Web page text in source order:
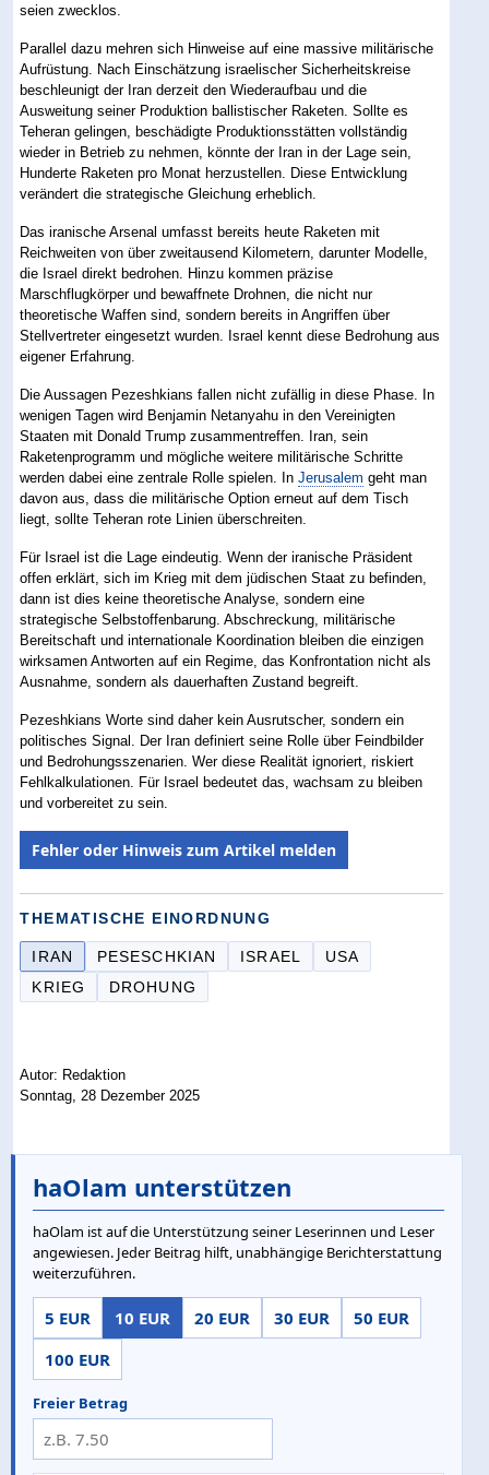
seien zwecklos.
Parallel dazu mehren sich Hinweise auf eine massive militärische
Aufrüstung. Nach Einschätzung israelischer Sicherheitskreise
beschleunigt der Iran derzeit den Wiederaufbau und die
Ausweitung seiner Produktion ballistischer Raketen. Sollte es
Teheran gelingen, beschädigte Produktionsstätten vollständig
wieder in Betrieb zu nehmen, könnte der Iran in der Lage sein,
Hunderte Raketen pro Monat herzustellen. Diese Entwicklung
verändert die strategische Gleichung erheblich.
Das iranische Arsenal umfasst bereits heute Raketen mit
Reichweiten von über zweitausend Kilometern, darunter Modelle,
die Israel direkt bedrohen. Hinzu kommen präzise
Marschflugkörper und bewaffnete Drohnen, die nicht nur
theoretische Waffen sind, sondern bereits in Angriffen über
Stellvertreter eingesetzt wurden. Israel kennt diese Bedrohung aus
eigener Erfahrung.
Die Aussagen Pezeshkians fallen nicht zufällig in diese Phase. In
wenigen Tagen wird Benjamin Netanyahu in den Vereinigten
Staaten mit Donald Trump zusammentreffen. Iran, sein
Raketenprogramm und mögliche weitere militärische Schritte
werden dabei eine zentrale Rolle spielen. InJerusalem geht man
davon aus, dass die militärische Option erneut auf dem Tisch
liegt, sollte Teheran rote Linien überschreiten.
Für Israel ist die Lage eindeutig. Wenn der iranische Präsident
offen erklärt, sich im Krieg mit dem jüdischen Staat zu befinden,
dann ist dies keine theoretische Analyse, sondern eine
strategische Selbstoffenbarung. Abschreckung, militärische
Bereitschaft und internationale Koordination bleiben die einzigen
wirksamen Antworten auf ein Regime, das Konfrontation nicht als
Ausnahme, sondern als dauerhaften Zustand begreift.
Pezeshkians Worte sind daher kein Ausrutscher, sondern ein
politisches Signal. Der Iran definiert seine Rolle über Feindbilder
und Bedrohungsszenarien. Wer diese Realität ignoriert, riskiert
Fehlkalkulationen. Für Israel bedeutet das, wachsam zu bleiben
und vorbereitet zu sein.
Fehler oder Hinweis zum Artikel melden
THEMATISCHE EINORDNUNG
IRAN PESESCHKIAN ISRAEL
USA
KRIEG
DROHUNG
Autor: Redaktion
Sonntag, 28 Dezember 2025
haOlam unterstützen
haOlam ist auf die Unterstützung seiner Leserinnen und Leser
angewiesen. Jeder Beitrag hilft, unabhängige Berichterstattung
weiterzuführen.
5 EUR 10 EUR 20 EUR 30 EUR
50 EUR
100 EUR
Freier Betrag